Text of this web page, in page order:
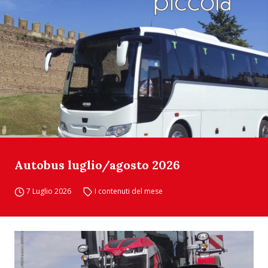
Autobus luglio/agosto 2026
7 Luglio 2026 I contenuti del mese